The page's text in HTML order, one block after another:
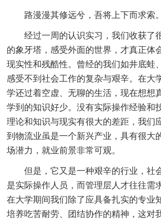
路漫漫其修远兮，吾将上下而求索。
经过一周的认识实习，我们收获了
的象牙塔，感受外面的世界，才真正体
现实性和残酷性。曾经的我们如井底蛙
感受不到社会工作的复杂与艰辛。在大
学还过着空虚、无聊的生活，现在想想
学到的知识好少。没有实际操作经验和
理论和知识与现实有很大的差距，我们
到物流业虽是一个新兴产业，具有很大
场潜力，就业前景非常可观。
但是，它又是一种艰辛的行业，社
是实际操作人员，而管理层人才往往需
在大学期间我们除了应具备扎实的专业
培养吃苦耐劳、团结协作的精神，这对